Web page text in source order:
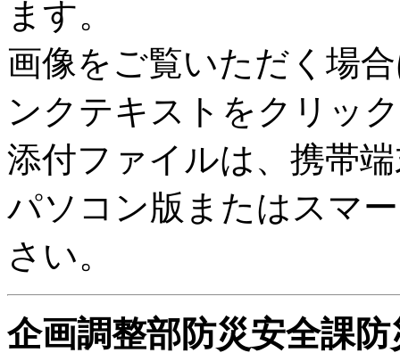
ます。
画像をご覧いただく場
ンクテキストをクリッ
添付ファイルは、携帯
パソコン版またはスマ
さい。
企画調整部防災安全課